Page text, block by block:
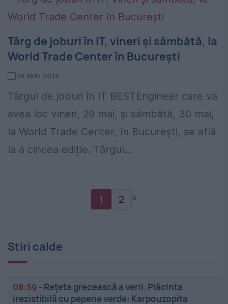
Târg de joburi în IT, vineri și sâmbătă, la
World Trade Center în București
28 MAI 2015
Târgul de joburi în IT BESTEngineer care va
avea loc vineri, 29 mai, și sâmbătă, 30 mai,
la World Trade Center, în București, se află
la a cincea ediție. Târgul...
1 2 »
Stiri calde
08:59 - Rețeta grecească a verii. Plăcinta
irezistibilă cu pepene verde: Karpouzopita